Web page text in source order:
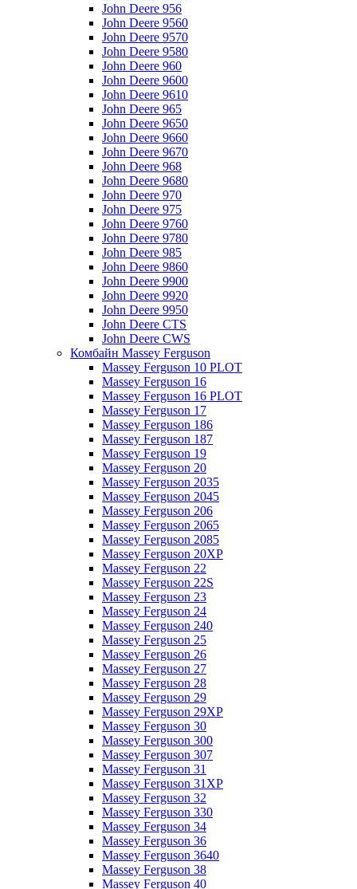
John Deere 956
John Deere 9560
John Deere 9570
John Deere 9580
John Deere 960
John Deere 9600
John Deere 9610
John Deere 965
John Deere 9650
John Deere 9660
John Deere 9670
John Deere 968
John Deere 9680
John Deere 970
John Deere 975
John Deere 9760
John Deere 9780
John Deere 985
John Deere 9860
John Deere 9900
John Deere 9920
John Deere 9950
John Deere CTS
John Deere CWS
Комбайн Massey Ferguson
Massey Ferguson 10 PLOT
Massey Ferguson 16
Massey Ferguson 16 PLOT
Massey Ferguson 17
Massey Ferguson 186
Massey Ferguson 187
Massey Ferguson 19
Massey Ferguson 20
Massey Ferguson 2035
Massey Ferguson 2045
Massey Ferguson 206
Massey Ferguson 2065
Massey Ferguson 2085
Massey Ferguson 20XP
Massey Ferguson 22
Massey Ferguson 22S
Massey Ferguson 23
Massey Ferguson 24
Massey Ferguson 240
Massey Ferguson 25
Massey Ferguson 26
Massey Ferguson 27
Massey Ferguson 28
Massey Ferguson 29
Massey Ferguson 29XP
Massey Ferguson 30
Massey Ferguson 300
Massey Ferguson 307
Massey Ferguson 31
Massey Ferguson 31XP
Massey Ferguson 32
Massey Ferguson 330
Massey Ferguson 34
Massey Ferguson 36
Massey Ferguson 3640
Massey Ferguson 38
Massey Ferguson 40